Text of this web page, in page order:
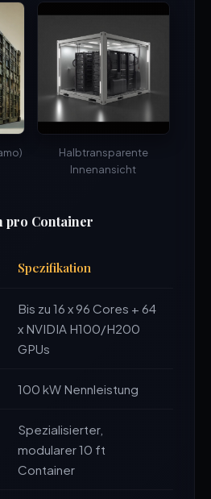
Halbtransparente
Innenansicht
pro Container
Spezifikation
Bis zu 16 x 96 Cores + 64
x NVIDIA H100/H200
GPUs
100 kW Nennleistung
Spezialisierter,
modularer 10 ft
Container